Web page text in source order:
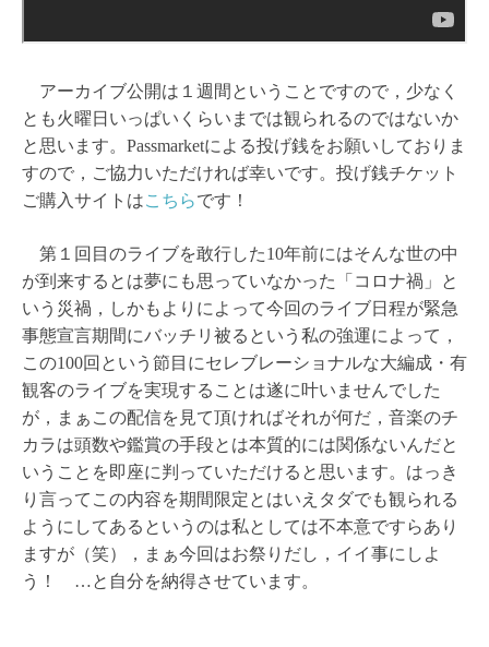
アーカイブ公開は１週間ということですので，少なく
とも火曜日いっぱいくらいまでは観られるのではないか
と思います。Passmarketによる投げ銭をお願いしておりま
すので，ご協力いただければ幸いです。投げ銭チケット
ご購入サイトはこちらです！
第１回目のライブを敢行した10年前にはそんな世の中
が到来するとは夢にも思っていなかった「コロナ禍」と
いう災禍，しかもよりによって今回のライブ日程が緊急
事態宣言期間にバッチリ被るという私の強運によって，
この100回という節目にセレブレーショナルな大編成・有
観客のライブを実現することは遂に叶いませんでした
が，まぁこの配信を見て頂ければそれが何だ，音楽のチ
カラは頭数や鑑賞の手段とは本質的には関係ないんだと
いうことを即座に判っていただけると思います。はっき
り言ってこの内容を期間限定とはいえタダでも観られる
ようにしてあるというのは私としては不本意ですらあり
ますが（笑），まぁ今回はお祭りだし，イイ事にしよ
う！ …と自分を納得させています。